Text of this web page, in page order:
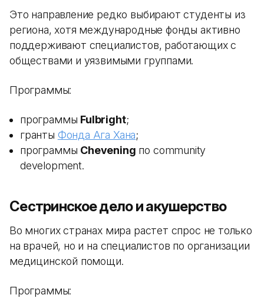
Это направление редко выбирают студенты из
региона, хотя международные фонды активно
поддерживают специалистов, работающих с
обществами и уязвимыми группами.
Программы:
программы Fulbright;
гранты Фонда Ага Хана;
программы Chevening по community
development.
Сестринское дело и акушерство
Во многих странах мира растет спрос не только
на врачей, но и на специалистов по организации
медицинской помощи.
Программы: